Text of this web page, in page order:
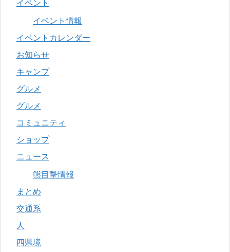
イベント
イベント情報
イベントカレンダー
お知らせ
キャンプ
グルメ
グルメ
コミュニティ
ショップ
ニュース
熊目撃情報
まとめ
交通系
人
四県境